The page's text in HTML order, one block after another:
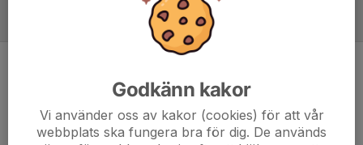
Inget referat skrivet
Godkänn kakor
Vi använder oss av kakor (cookies) för att vår
webbplats ska fungera bra för dig. De används